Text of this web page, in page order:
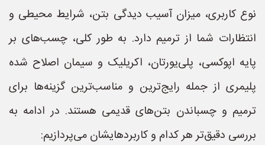
نوع کاربری، میزان آسیب دیدگی بتن، شرایط محیطی و
انتظارات شما از ترمیم دارد. به طور کلی، چسب‌های بر
پایه اپوکسی، پلی‌یورتان، اکریلیک و سیمان اصلاح شده
پلیمری از جمله رایج‌ترین و مناسب‌ترین گزینه‌ها برای
ترمیم و چسباندن بتن‌های قدیمی هستند. در ادامه به
بررسی دقیق‌تر هر کدام و کاربردهایشان می‌پردازیم: